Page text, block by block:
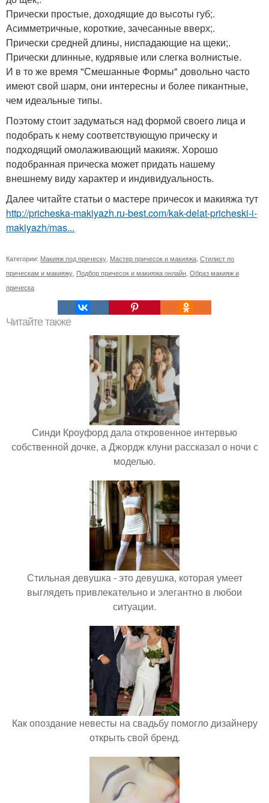
Прически простые, доходящие до высоты губ;.
Асимметричные, короткие, зачесанные вверх;.
Прически средней длины, ниспадающие на щеки;.
Прически длинные, кудрявые или слегка волнистые.
И в то же время "Смешанные Формы" довольно часто
имеют свой шарм, они интересны и более пикантные,
чем идеальные типы.
Поэтому стоит задуматься над формой своего лица и
подобрать к нему соответствующую прическу и
подходящий омолаживающий макияж. Хорошо
подобранная прическа может придать нашему
внешнему виду характер и индивидуальность.
Далее читайте статьи о мастере причесок и макияжа тут
http://pricheska-makiyazh.ru-best.com/kak-delat-pricheski-i-
makiyazh/mas...
Категории: Макияж под прическу, Мастер причесок и макияжа, Стилист по
прическам и макияжу, Подбор причесок и макияжа онлайн, Образ макияж и
прическа
Читайте также
Синди Кроуфорд дала откровенное интервью
собственной дочке, а Джордж клуни рассказал о ночи с
моделью.
Стильная девушка - это девушка, которая умеет
выглядеть привлекательно и элегантно в любои
ситуации.
Как опоздание невесты на свадьбу помогло дизайнеру
открыть свой бренд.